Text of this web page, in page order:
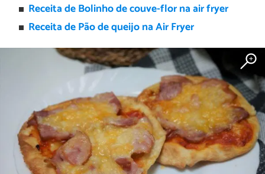
Receita de Bolinho de couve-flor na air fryer
Receita de Pão de queijo na Air Fryer